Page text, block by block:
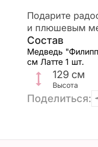
Подарите
и плюшевым
Состав
Медведь
см Латте 1 шт.
129 см
Высота
Поделиться: